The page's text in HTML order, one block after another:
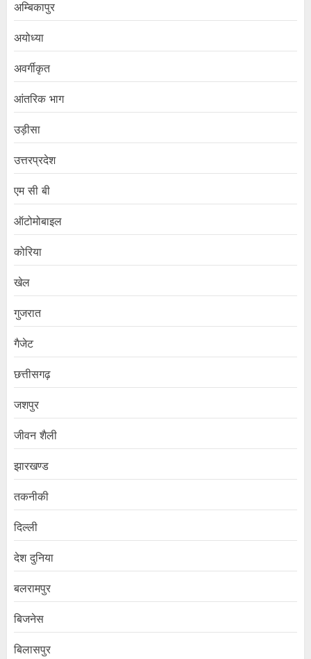
अम्बिकापुर
अयोध्या
अवर्गीकृत
आंतरिक भाग
उड़ीसा
उत्तरप्रदेश
एम सी बी
ऑटोमोबाइल
कोरिया
खेल
गुजरात
गैजेट
छत्तीसगढ़
जशपुर
जीवन शैली
झारखण्ड
तकनीकी
दिल्ली
देश दुनिया
बलरामपुर
बिजनेस
बिलासपुर